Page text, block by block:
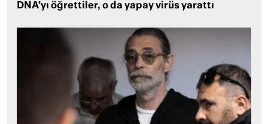
DNA’yı öğrettiler, o da yapay virüs yarattı